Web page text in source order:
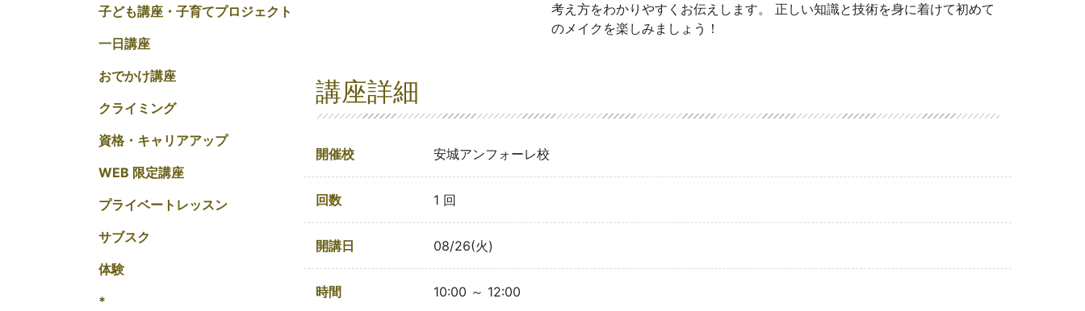
子ども講座・子育てプロジェクト
一日講座
おでかけ講座
クライミング
資格・キャリアアップ
WEB 限定講座
プライベートレッスン
サブスク
体験
*
考え方をわかりやすくお伝えします。 正しい知識と技術を身に着けて初めて
のメイクを楽しみましょう！
講座詳細
開催校 安城アンフォーレ校
回数 1 回
開講日 08/26(火)
時間 10:00 ～ 12:00